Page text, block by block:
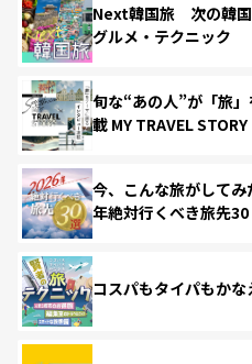
Next韓国旅 次の韓国
グルメ・テクニック
旬な“あの人”が「旅
載 MY TRAVEL STORY
今、こんな旅がして
年絶対行くべき旅先30
コスパもタイパもか